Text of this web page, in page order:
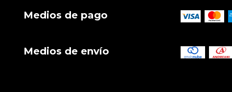
Medios de pago
Medios de envío